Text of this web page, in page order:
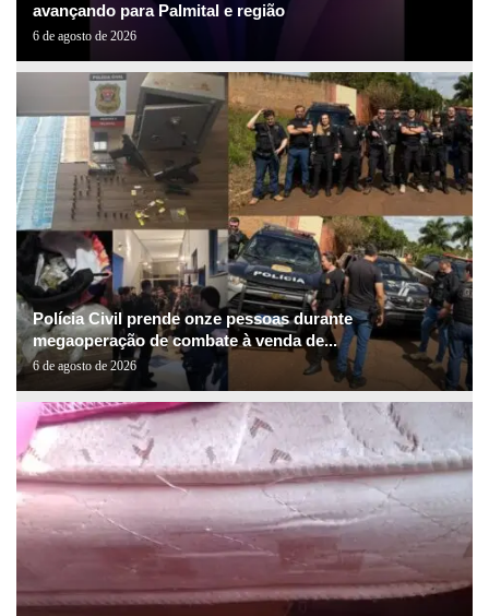
avançando para Palmital e região
6 de agosto de 2026
Polícia Civil prende onze pessoas durante
megaoperação de combate à venda de...
6 de agosto de 2026